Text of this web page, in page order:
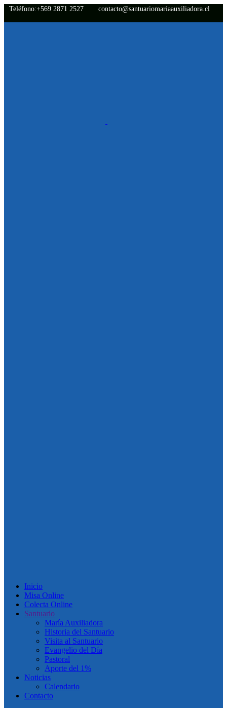
Teléfono:+569 2871 2527 contacto@santuariomariaauxiliadora.cl
Inicio
Misa Online
Colecta Online
Santuario
María Auxiliadora
Historia del Santuario
Visita al Santuario
Evangelio del Día
Pastoral
Aporte del 1%
Noticias
Calendario
Contacto